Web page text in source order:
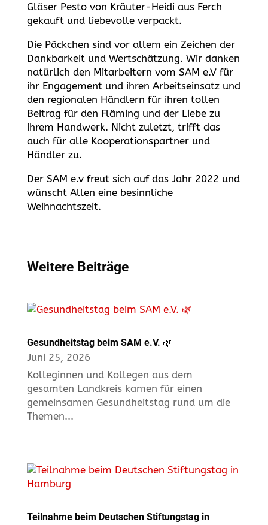
Gläser Pesto von Kräuter-Heidi aus Ferch
gekauft und liebevolle verpackt.
Die Päckchen sind vor allem ein Zeichen der
Dankbarkeit und Wertschätzung. Wir danken
natürlich den Mitarbeitern vom SAM e.V für
ihr Engagement und ihren Arbeitseinsatz und
den regionalen Händlern für ihren tollen
Beitrag für den Fläming und der Liebe zu
ihrem Handwerk. Nicht zuletzt, trifft das
auch für alle Kooperationspartner und
Händler zu.
Der SAM e.v freut sich auf das Jahr 2022 und
wünscht Allen eine besinnliche
Weihnachtszeit.
Weitere Beiträge
Gesundheitstag beim SAM e.V. 🌿
Juni 25, 2026
Kolleginnen und Kollegen aus dem
gesamten Landkreis kamen für einen
gemeinsamen Gesundheitstag rund um die
Themen...
Teilnahme beim Deutschen Stiftungstag in